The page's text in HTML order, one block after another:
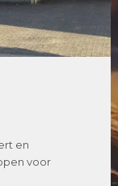
en
voor